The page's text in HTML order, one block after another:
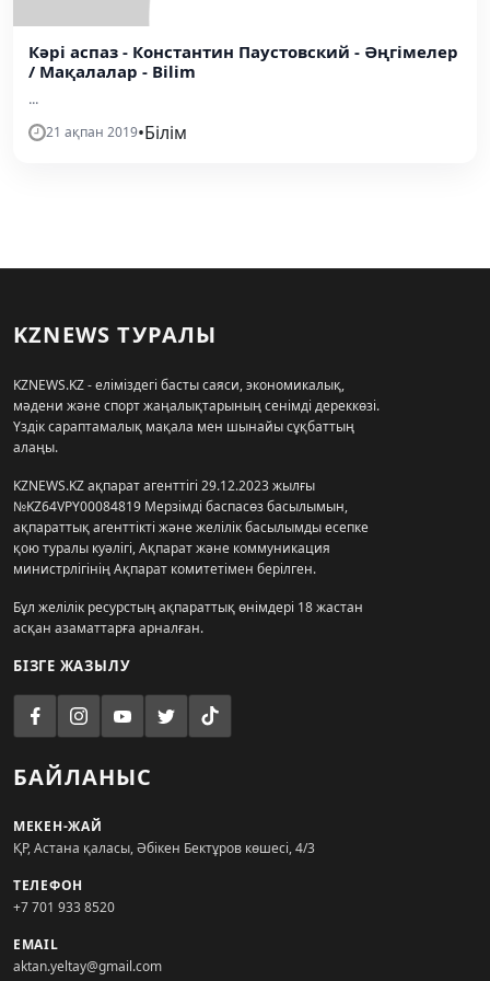
Кәрі аспаз - Константин Паустовский - Әңгімелер
/ Мақалалар - Bilim
...
21 ақпан 2019•Білім
KZNEWS ТУРАЛЫ
KZNEWS.KZ - еліміздегі басты саяси, экономикалық,
мәдени және спорт жаңалықтарының сенімді дереккөзі.
Үздік сараптамалық мақала мен шынайы сұқбаттың
алаңы.
KZNEWS.KZ ақпарат агенттігі 29.12.2023 жылғы
№KZ64VPY00084819 Мерзімді баспасөз басылымын,
ақпараттық агенттікті және желілік басылымды есепке
қою туралы куәлігі, Ақпарат және коммуникация
министрлігінің Ақпарат комитетімен берілген.
Бұл желілік ресурстың ақпараттық өнімдері 18 жастан
асқан азаматтарға арналған.
БІЗГЕ ЖАЗЫЛУ
БАЙЛАНЫС
МЕКЕН-ЖАЙ
ҚР, Астана қаласы, Әбікен Бектұров көшесі, 4/3
ТЕЛЕФОН
+7 701 933 8520
EMAIL
aktan.yeltay@gmail.com